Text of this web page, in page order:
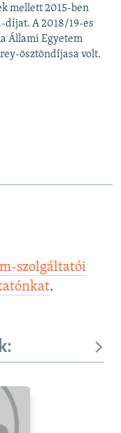
mellett 2015-ben
díjat. A 2018/19-es
Állami Egyetem
ösztöndíjasa volt.
szolgáltatói
.